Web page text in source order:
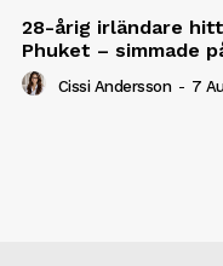
28-årig irländare
Phuket – simmade
Cissi Andersson - 7